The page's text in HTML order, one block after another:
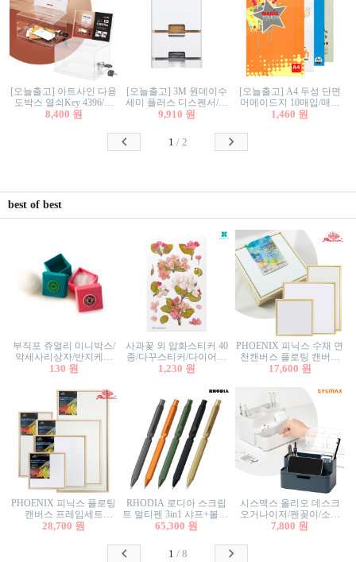
[오늘출고] 아트사인 다용
도박스 열쇠Key 4396/투
표함/건의함/모금함/응모
8,400 원
[오늘출고] 3M 원데이수
세미 플러스 디스펜서/소
프트수세미5매+강력수세
9,910 원
[오늘출고] A4 두성 단면
머메이드지 10매입/매직
터치/색지/색상지/색복사
칼라색지/고급복사지
1,460 원
1 / 2
best of best
부직포 쥬얼리 미니박스/
악세사리상자/반지케이
스/반지상자/귀걸이상자/
130 원
사과꽃 외 압화스티커 40
종/다꾸스티커/다이어리
꾸미기/꽃스티커/자연물
1,230 원
PHOENIX 피닉스 수채 면
천캔버스 플로팅 캔버스
프레임세트 30x30cm/액자
17,600 원
PHOENIX 피닉스 플로팅
캔버스 프레임세트
50x50cm/액자캔버스/인테
28,700 원
RHODIA 로디아 스크립
트 멀티펜 3in1 샤프+볼펜/
무광택 알루미늄 육각배
65,300 원
시스맥스 올리오 데스크
오거나이저/펜꽂이/소품
꽂이/소품함/정리함/수납
7,800 원
1 / 8